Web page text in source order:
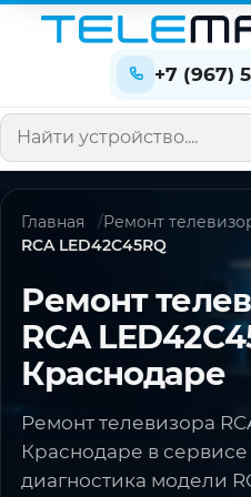
+7 (967)
Поиск по сайту
Главная
Ремонт
RCA LED42C45RQ
Ремонт
RCA
Краснодаре
Ремонт телевизора
Краснодаре в сервисе
диагностика модели